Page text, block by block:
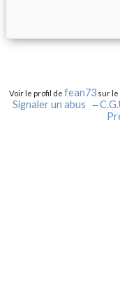
Voir le profil defean73 sur le
Signaler un abus